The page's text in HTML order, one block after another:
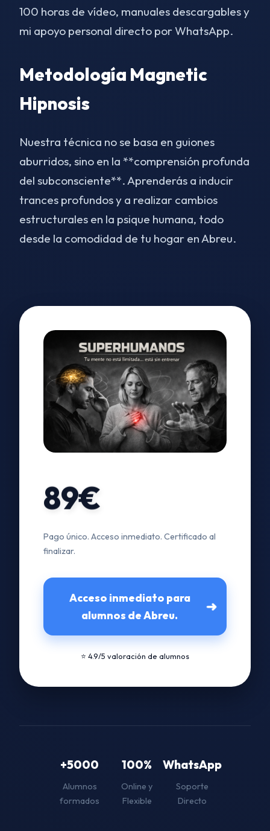
100 horas de vídeo, manuales descargables y
mi apoyo personal directo por WhatsApp.
Metodología Magnetic
Hipnosis
Nuestra técnica no se basa en guiones
aburridos, sino en la **comprensión profunda
del subconsciente**. Aprenderás a inducir
trances profundos y a realizar cambios
estructurales en la psique humana, todo
desde la comodidad de tu hogar en Abreu.
89€
Pago único. Acceso inmediato. Certificado al
finalizar.
Acceso inmediato para
alumnos de Abreu.
➜
⭐ 4.9/5 valoración de alumnos
+5000
Alumnos
formados
100%
Online y
Flexible
WhatsApp
Soporte
Directo